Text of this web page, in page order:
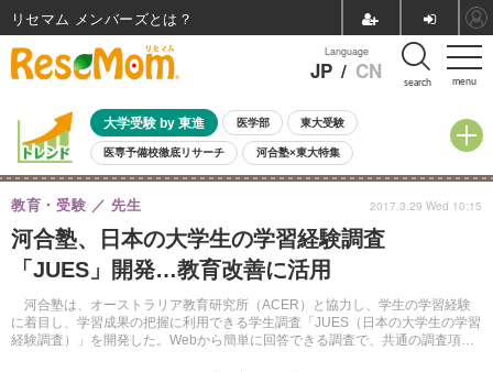
menu
Language
JP / CN search
大学受験 by 東進 医学部 東大受験
医専予備校徹底リサーチ 河合塾×東大特集
親子で考える大学選び 高校受験 中学受験 小学校受験
共通テスト 夏休み
8月開催イベント・WS 全国公立高校 過去問 人気記事
自由研究教材（小学生向け） 自由研究教材（中学生向け）
河合塾、日本の大学生の学習経験調査
「JUES」開発…教育改善に活用
河合塾は、オーストラリア教育研究所（ACER）と協力し、学生の学習経験
に着目し、学習成果の把握に利用できる学生調査「JUES（日本の大学生の学習
経験調査）」を開発した。Webから簡単に回答できる調査で、共通の調査項目
教育・受験 先生 2017.3.29 Wed 10:15
リセマム メンバーズ